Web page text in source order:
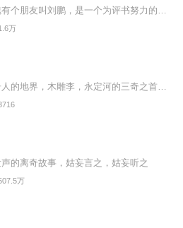
万
的离奇故事，姑妄言之，姑妄听之
万